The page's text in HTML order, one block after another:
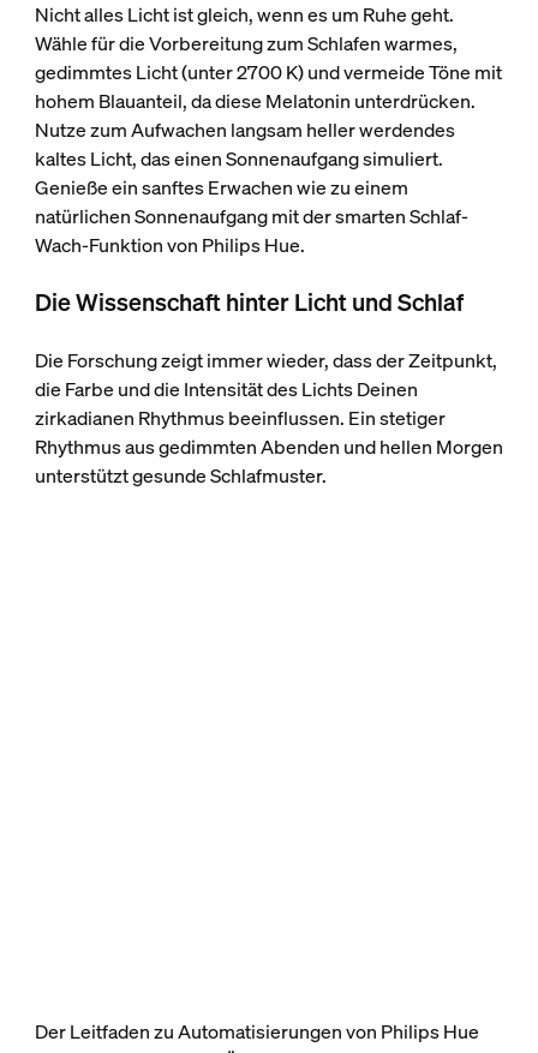
Nicht alles Licht ist gleich, wenn es um Ruhe geht.
Wähle für die Vorbereitung zum Schlafen warmes,
gedimmtes Licht (unter 2700 K) und vermeide Töne mit
hohem Blauanteil, da diese Melatonin unterdrücken.
Nutze zum Aufwachen langsam heller werdendes
kaltes Licht, das einen Sonnenaufgang simuliert.
Genieße ein sanftes Erwachen wie zu einem
natürlichen Sonnenaufgang mit der smarten Schlaf-
Wach-Funktion von Philips Hue.
Die Wissenschaft hinter Licht und Schlaf
Die Forschung zeigt immer wieder, dass der Zeitpunkt,
die Farbe und die Intensität des Lichts Deinen
zirkadianen Rhythmus beeinflussen. Ein stetiger
Rhythmus aus gedimmten Abenden und hellen Morgen
unterstützt gesunde Schlafmuster.
Der Leitfaden zu Automatisierungen von Philips Hue